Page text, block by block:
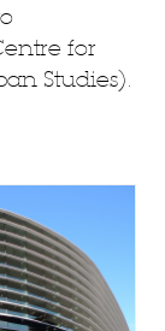
for
Studies).